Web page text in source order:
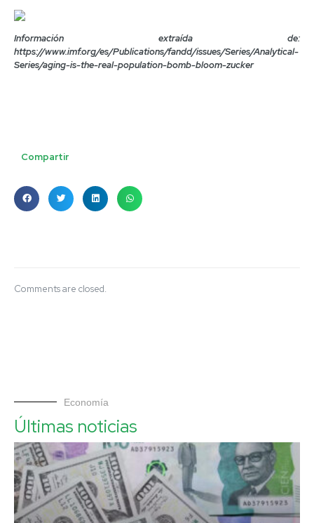
Información extraída de:
https://www.imf.org/es/Publications/fandd/issues/Series/Analytical-
Series/aging-is-the-real-population-bomb-bloom-zucker
Compartir
Comments are closed.
Economía
Últimas noticias